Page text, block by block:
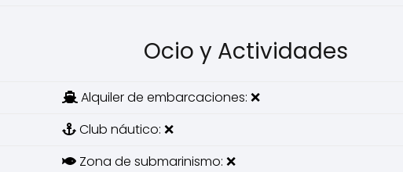
Ocio y Actividades
Alquiler de embarcaciones: ❌
Club náutico: ❌
Zona de submarinismo: ❌